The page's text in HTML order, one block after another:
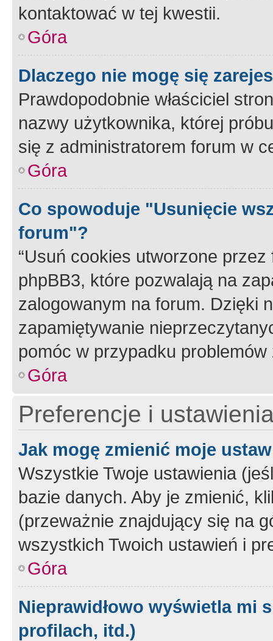
kontaktować w tej kwestii.
Góra
Dlaczego nie mogę się
Prawdopodobnie właściciel
nazwy użytkownika, której
się z administratorem forum w
Góra
Co spowoduje "Usunięcie
forum"?
“Usuń cookies utworzone
phpBB3, które pozwalają na
zalogowanym na forum. Dzięki
zapamiętywanie
pomóc w przypadku
Góra
Preferencje i
Jak mogę zmienić moje
Wszystkie Twoje ustawienia
bazie danych. Aby je zmienić,
(przeważnie znajdujący się na
wszystkich Twoich ustawień i
Góra
Nieprawidłowo wyświetla mi
profilach, itd.)